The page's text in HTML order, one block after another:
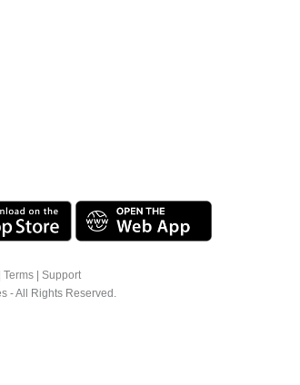
Terms
Support
- All Rights Reserved.